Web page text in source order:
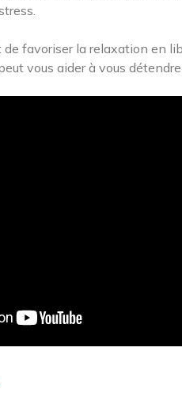
de favoriser la relaxation en
vous aider à vous